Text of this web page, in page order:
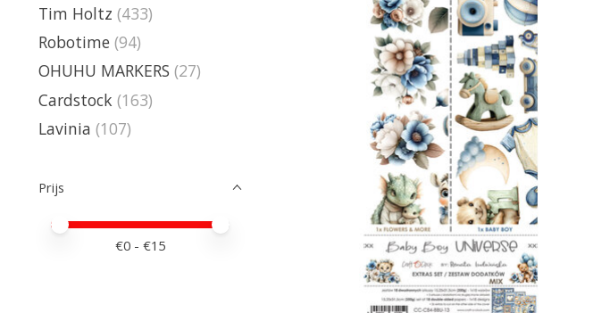
Tim Holtz (433)
Robotime (94)
OHUHU MARKERS (27)
Cardstock (163)
Lavinia (107)
Prijs
Minimale prijswaarde
Price maximum value
€0 - €15